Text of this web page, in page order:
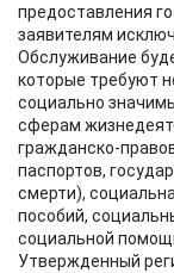
предоставления
заявителям
Обслуживание
которые требуют
социально
сферам
гражданско-
паспортов,
смерти),
пособий,
социальной
Утвержденный